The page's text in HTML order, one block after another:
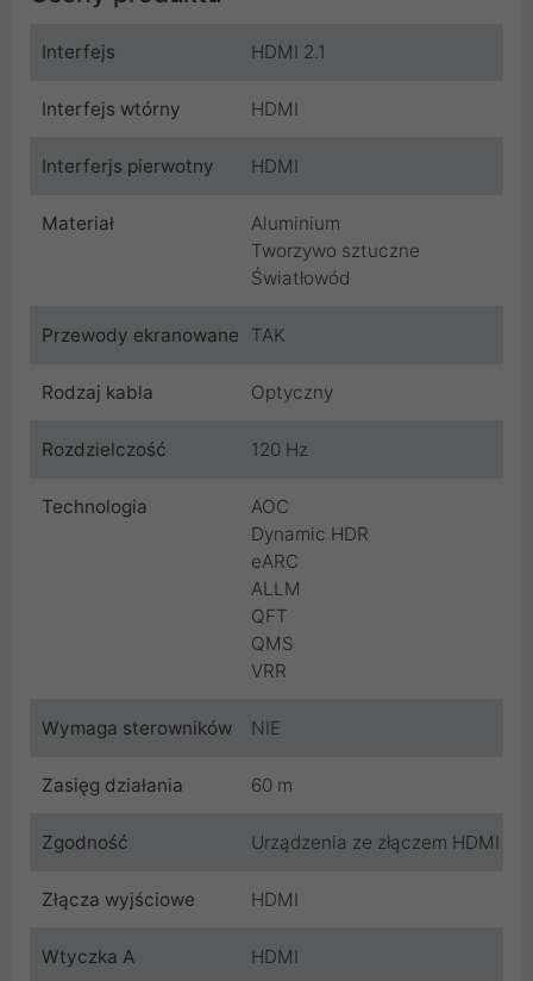
Interfejs HDMI 2.1
Interfejs wtórny HDMI
Interferjs pierwotny HDMI
Materiał
Aluminium
Tworzywo sztuczne
Światłowód
Przewody ekranowane TAK
Rodzaj kabla Optyczny
Rozdzielczość 120 Hz
Technologia
AOC
Dynamic HDR
eARC
ALLM
QFT
QMS
VRR
Wymaga sterowników NIE
Zasięg działania 60 m
Zgodność Urządzenia ze złączem HDMI
Złącza wyjściowe HDMI
Wtyczka A HDMI